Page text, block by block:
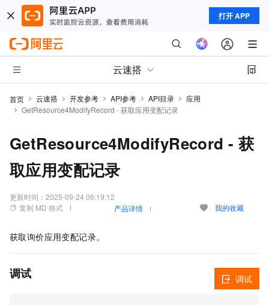
打开 APP
云速搭
首页 云速搭 开发参考 API参考 API目录
应用
GetResource4ModifyRecord - 获取应用变配记录
GetResource4ModifyRecord - 获
取应用变配记录
更新时间： 2025-09-24 06:19:12
复制 MD 格式
产品详情 我的收藏
获取询价应用变配记录。
调试 调试